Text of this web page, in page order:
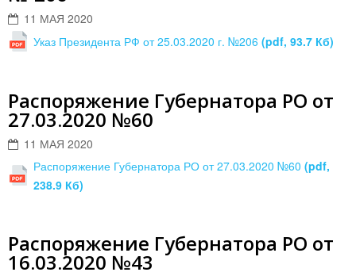
11 МАЯ 2020
Указ Президента РФ от 25.03.2020 г. №206 (pdf, 93.7 Кб)
Распоряжение Губернатора РО от
27.03.2020 №60
11 МАЯ 2020
Распоряжение Губернатора РО от 27.03.2020 №60 (pdf,
238.9 Кб)
Распоряжение Губернатора РО от
16.03.2020 №43